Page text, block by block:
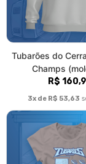
3x de R$ 28,63
Fale
Política de